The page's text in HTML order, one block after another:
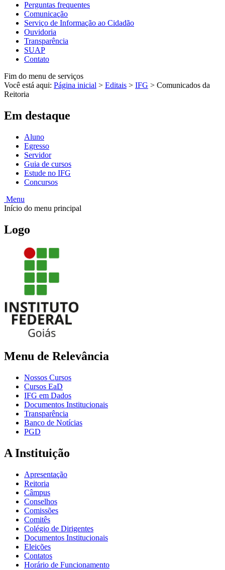
Perguntas frequentes
Comunicação
Serviço de Informação ao Cidadão
Ouvidoria
Transparência
SUAP
Contato
Fim do menu de serviços
Você está aqui: Página inicial > Editais > IFG > Comunicados da
Reitoria
Em destaque
Aluno
Egresso
Servidor
Guia de cursos
Estude no IFG
Concursos
Menu
Início do menu principal
Logo
Menu de Relevância
Nossos Cursos
Cursos EaD
IFG em Dados
Documentos Institucionais
Transparência
Banco de Notícias
PGD
A Instituição
Apresentação
Reitoria
Câmpus
Conselhos
Comissões
Comitês
Colégio de Dirigentes
Documentos Institucionais
Eleições
Contatos
Horário de Funcionamento